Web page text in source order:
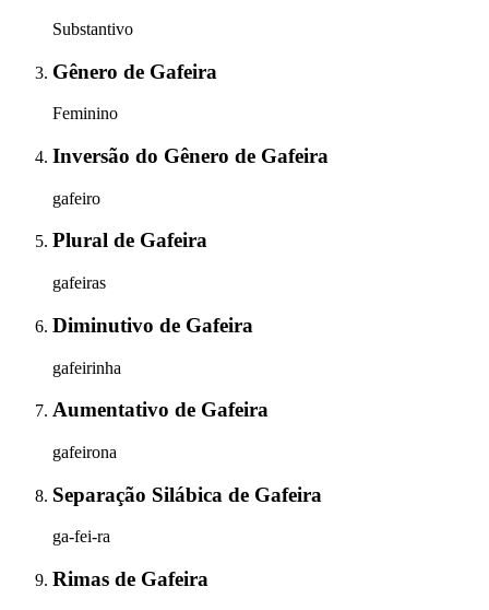
Substantivo
Gênero de Gafeira
Feminino
Inversão do Gênero de Gafeira
gafeiro
Plural de Gafeira
gafeiras
Diminutivo de Gafeira
gafeirinha
Aumentativo de Gafeira
gafeirona
Separação Silábica de Gafeira
ga-fei-ra
Rimas de Gafeira